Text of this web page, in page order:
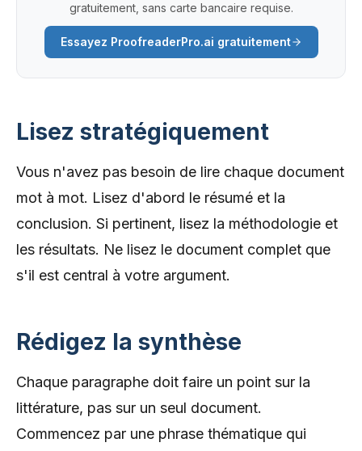
gratuitement, sans carte bancaire requise.
Essayez ProofreaderPro.ai gratuitement
Lisez stratégiquement
Vous n'avez pas besoin de lire chaque document
mot à mot. Lisez d'abord le résumé et la
conclusion. Si pertinent, lisez la méthodologie et
les résultats. Ne lisez le document complet que
s'il est central à votre argument.
Rédigez la synthèse
Chaque paragraphe doit faire un point sur la
littérature, pas sur un seul document.
Commencez par une phrase thématique qui